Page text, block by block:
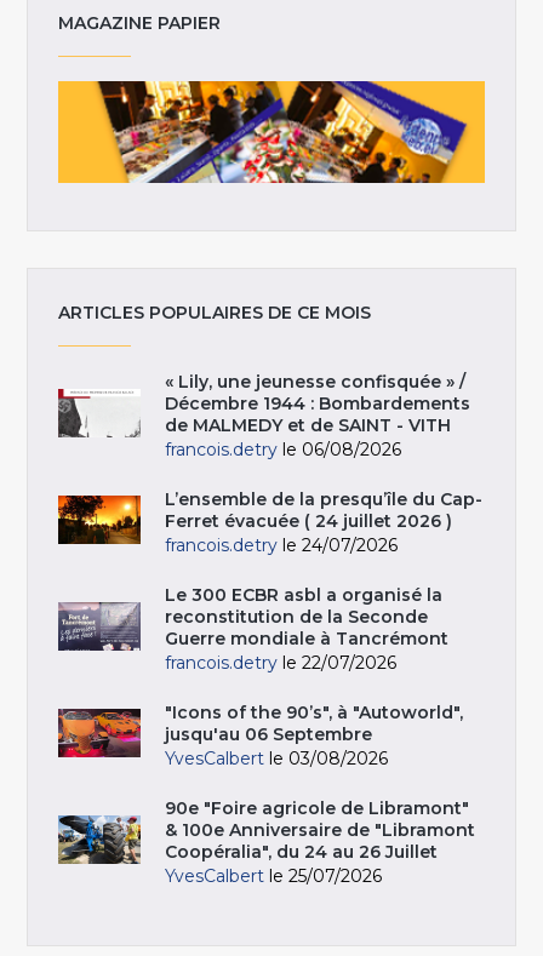
MAGAZINE PAPIER
ARTICLES POPULAIRES DE CE MOIS
« Lily, une jeunesse confisquée » /
Décembre 1944 : Bombardements
de MALMEDY et de SAINT - VITH
francois.detry le 06/08/2026
L’ensemble de la presqu’île du Cap-
Ferret évacuée ( 24 juillet 2026 )
francois.detry le 24/07/2026
Le 300 ECBR asbl a organisé la
reconstitution de la Seconde
Guerre mondiale à Tancrémont
francois.detry le 22/07/2026
"Icons of the 90’s", à "Autoworld",
jusqu'au 06 Septembre
YvesCalbert le 03/08/2026
90e "Foire agricole de Libramont"
& 100e Anniversaire de "Libramont
Coopéralia", du 24 au 26 Juillet
YvesCalbert le 25/07/2026